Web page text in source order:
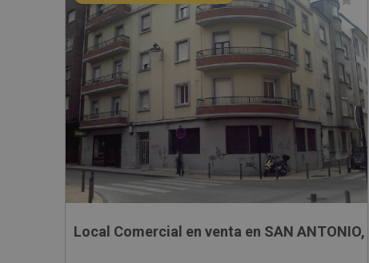
Local Comercial en venta en SAN ANTONIO, 3